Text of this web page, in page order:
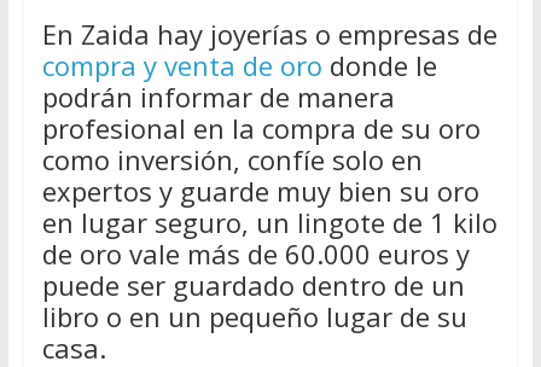
En Zaida hay joyerías o empresas de
compra y venta de oro donde le
podrán informar de manera
profesional en la compra de su oro
como inversión, confíe solo en
expertos y guarde muy bien su oro
en lugar seguro, un lingote de 1 kilo
de oro vale más de 60.000 euros y
puede ser guardado dentro de un
libro o en un pequeño lugar de su
casa.